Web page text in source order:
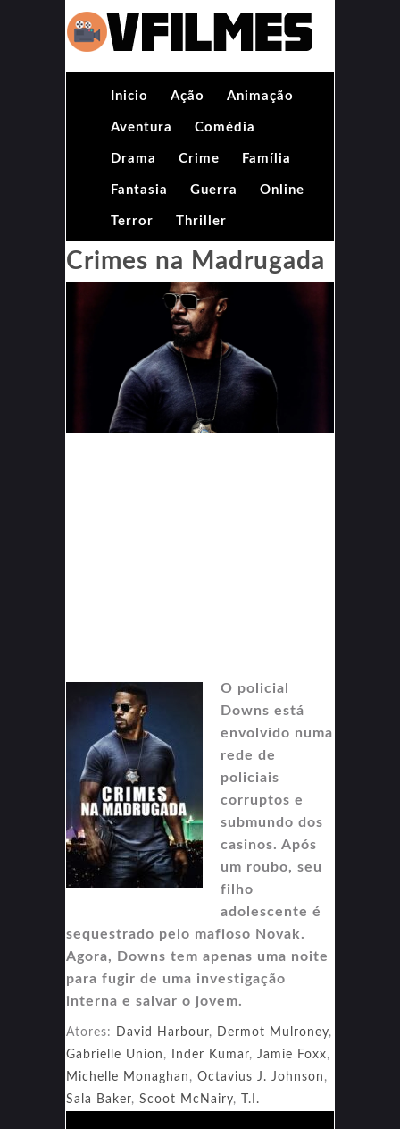
Inicio Ação Animação
Aventura Comédia
Drama Crime Família
Fantasia Guerra Online
Terror Thriller
Crimes na Madrugada
O policial
Downs está
envolvido numa
rede de
policiais
corruptos e
submundo dos
casinos. Após
um roubo, seu
filho
adolescente é
sequestrado pelo mafioso Novak.
Agora, Downs tem apenas uma noite
para fugir de uma investigação
interna e salvar o jovem.
Atores: David Harbour, Dermot Mulroney,
Gabrielle Union , Inder Kumar, Jamie Foxx,
Michelle Monaghan , Octavius J. Johnson ,
Sala Baker, Scoot McNairy, T.I.